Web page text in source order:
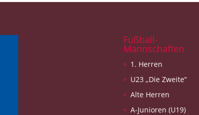
Fußball-
Mannschaften
1. Herren
U23 „Die Zweite“
Alte Herren
A-Junioren (U19)